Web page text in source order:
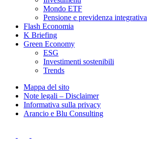
Mondo ETF
Pensione e previdenza integrativa
Flash Economia
K Briefing
Green Economy
ESG
Investimenti sostenibili
Trends
Mappa del sito
Note legali – Disclaimer
Informativa sulla privacy
Arancio e Blu Consulting